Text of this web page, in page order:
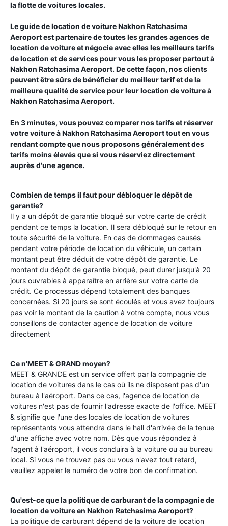
la flotte de voitures locales.
Le guide de location de voitureNakhon Ratchasima
Aeroportest partenaire de toutes les grandes agences de
location de voiture et négocie avec elles les meilleurs tarifs
de location et de services pour vous les proposer partout à
Nakhon Ratchasima Aeroport. De cette façon, nos clients
peuvent être sûrs de bénéficier du meilleur tarif et de la
meilleure qualité de service pour leur location de voiture à
Nakhon Ratchasima Aeroport.
En 3 minutes, vous pouvez comparer nos tarifs et réserver
votre voiture àNakhon Ratchasima Aeroporttout en vous
rendant compte que nous proposons généralement des
tarifs moins élevés que si vous réserviez directement
auprès d'une agence.
Combien de temps il faut pour débloquer le dépôt de
garantie?
Il y a un dépôt de garantie bloqué sur votre carte de crédit
pendant ce temps la location. Il sera débloqué sur le retour en
toute sécurité de la voiture. En cas de dommages causés
pendant votre période de location du véhicule, un certain
montant peut être déduit de votre dépôt de garantie. Le
montant du dépôt de garantie bloqué, peut durer jusqu'à 20
jours ouvrables à apparaître en arrière sur votre carte de
crédit. Ce processus dépend totalement des banques
concernées. Si 20 jours se sont écoulés et vous avez toujours
pas voir le montant de la caution à votre compte, nous vous
conseillons de contacter agence de location de voiture
directement
Ce n'MEET & GRAND moyen?
MEET & GRANDE est un service offert par la compagnie de
location de voitures dans le cas où ils ne disposent pas d'un
bureau à l'aéroport. Dans ce cas, l'agence de location de
voitures n'est pas de fournir l'adresse exacte de l'office. MEET
& signifie que l'une des locales de location de voitures
représentants vous attendra dans le hall d'arrivée de la tenue
d'une affiche avec votre nom. Dès que vous répondez à
l'agent à l'aéroport, il vous conduira à la voiture ou au bureau
local. Si vous ne trouvez pas ou vous n'avez tout retard,
veuillez appeler le numéro de votre bon de confirmation.
Qu'est-ce que la politique de carburant de la compagnie de
location de voiture en Nakhon Ratchasima Aeroport?
La politique de carburant dépend de la voiture de location